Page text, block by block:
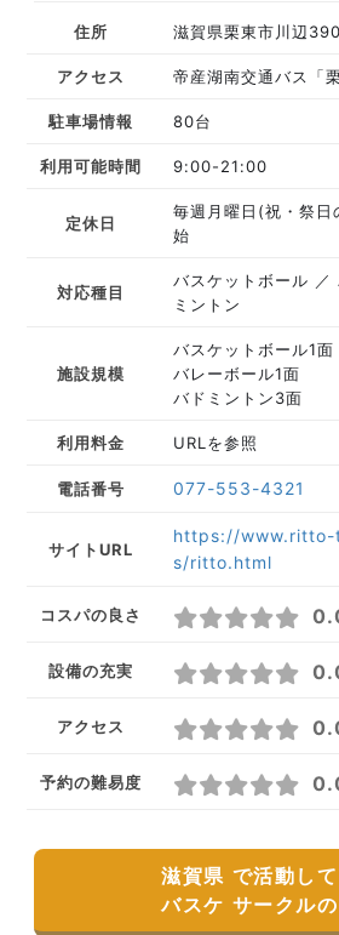
住所 滋賀県栗東市川辺
アクセス 帝産湖南交通バス「
駐車場情報 80台
利用可能時間 9:00-21:00
定休日
毎週月曜日(祝・祭
始
対応種目
バスケットボール
ミントン
施設規模
バスケットボール1面
バレーボール1面
バドミントン3面
利用料金 URLを参照
電話番号 077-553-4321
サイトURL
https://
s/ritto.html
コスパの良さ
設備の充実
アクセス
予約の難易度
滋賀県 で活動し
バスケ サークル